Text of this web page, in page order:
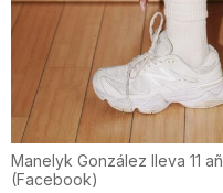
Manelyk González lleva 11
(Facebook)